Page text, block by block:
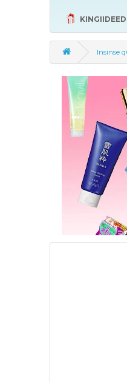
KINGIIDEED
Insinse